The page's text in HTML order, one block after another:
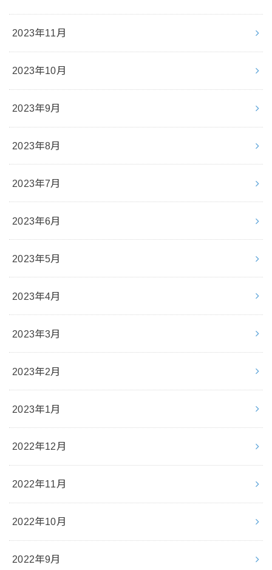
2023年11月
2023年10月
2023年9月
2023年8月
2023年7月
2023年6月
2023年5月
2023年4月
2023年3月
2023年2月
2023年1月
2022年12月
2022年11月
2022年10月
2022年9月